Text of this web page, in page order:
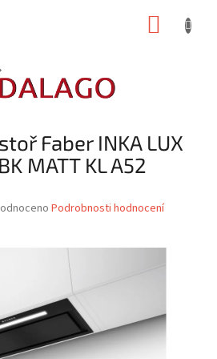
Faber INKA LUX
MATT KL A52
Podrobnosti hodnocení